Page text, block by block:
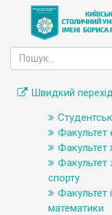
Швидкий перехід
Факультет
Факультет
Факультет
спорту
Факультет
математики